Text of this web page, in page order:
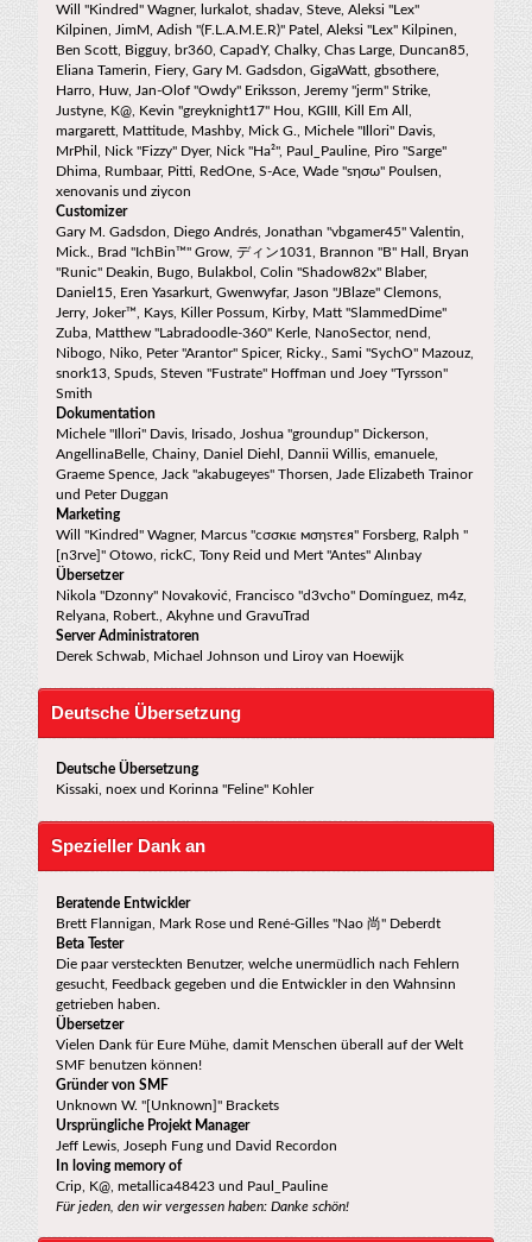
Will "Kindred" Wagner, lurkalot, shadav, Steve, Aleksi "Lex"
Kilpinen, JimM, Adish "(F.L.A.M.E.R)" Patel, Aleksi "Lex" Kilpinen,
Ben Scott, Bigguy, br360, CapadY, Chalky, Chas Large, Duncan85,
Eliana Tamerin, Fiery, Gary M. Gadsdon, GigaWatt, gbsothere,
Harro, Huw, Jan-Olof "Owdy" Eriksson, Jeremy "jerm" Strike,
Justyne, K@, Kevin "greyknight17" Hou, KGIII, Kill Em All,
margarett, Mattitude, Mashby, Mick G., Michele "Illori" Davis,
MrPhil, Nick "Fizzy" Dyer, Nick "Ha²", Paul_Pauline, Piro "Sarge"
Dhima, Rumbaar, Pitti, RedOne, S-Ace, Wade "sησω" Poulsen,
xenovanis und ziycon
Customizer
Gary M. Gadsdon, Diego Andrés, Jonathan "vbgamer45" Valentin,
Mick., Brad "IchBin™" Grow, ディン1031, Brannon "B" Hall, Bryan
"Runic" Deakin, Bugo, Bulakbol, Colin "Shadow82x" Blaber,
Daniel15, Eren Yasarkurt, Gwenwyfar, Jason "JBlaze" Clemons,
Jerry, Joker™, Kays, Killer Possum, Kirby, Matt "SlammedDime"
Zuba, Matthew "Labradoodle-360" Kerle, NanoSector, nend,
Nibogo, Niko, Peter "Arantor" Spicer, Ricky., Sami "SychO" Mazouz,
snork13, Spuds, Steven "Fustrate" Hoffman und Joey "Tyrsson"
Smith
Dokumentation
Michele "Illori" Davis, Irisado, Joshua "groundup" Dickerson,
AngellinaBelle, Chainy, Daniel Diehl, Dannii Willis, emanuele,
Graeme Spence, Jack "akabugeyes" Thorsen, Jade Elizabeth Trainor
und Peter Duggan
Marketing
Will "Kindred" Wagner, Marcus "cσσкιє мσηѕтєя" Forsberg, Ralph "
[n3rve]" Otowo, rickC, Tony Reid und Mert "Antes" Alınbay
Übersetzer
Nikola "Dzonny" Novaković, Francisco "d3vcho" Domínguez, m4z,
Relyana, Robert., Akyhne und GravuTrad
Server Administratoren
Derek Schwab, Michael Johnson und Liroy van Hoewijk
Deutsche Übersetzung
Deutsche Übersetzung
Kissaki, noex und Korinna "Feline" Kohler
Spezieller Dank an
Beratende Entwickler
Brett Flannigan, Mark Rose und René-Gilles "Nao 尚" Deberdt
Beta Tester
Die paar versteckten Benutzer, welche unermüdlich nach Fehlern
gesucht, Feedback gegeben und die Entwickler in den Wahnsinn
getrieben haben.
Übersetzer
Vielen Dank für Eure Mühe, damit Menschen überall auf der Welt
SMF benutzen können!
Gründer von SMF
Unknown W. "[Unknown]" Brackets
Ursprüngliche Projekt Manager
Jeff Lewis, Joseph Fung und David Recordon
In loving memory of
Crip, K@, metallica48423 und Paul_Pauline
Für jeden, den wir vergessen haben: Danke schön!